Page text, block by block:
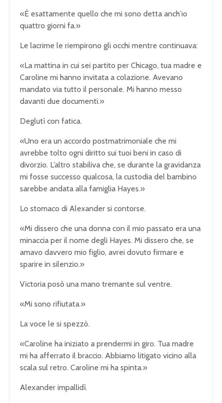
«È esattamente quello che mi sono detta anch’io
quattro giorni fa.»
Le lacrime le riempirono gli occhi mentre continuava:
«La mattina in cui sei partito per Chicago, tua madre e
Caroline mi hanno invitata a colazione. Avevano
mandato via tutto il personale. Mi hanno messo
davanti due documenti.»
Deglutì con fatica.
«Uno era un accordo postmatrimoniale che mi
avrebbe tolto ogni diritto sui tuoi beni in caso di
divorzio. L’altro stabiliva che, se durante la gravidanza
mi fosse successo qualcosa, la custodia del bambino
sarebbe andata alla famiglia Hayes.»
Lo stomaco di Alexander si contorse.
«Mi dissero che una donna con il mio passato era una
minaccia per il nome degli Hayes. Mi dissero che, se
amavo davvero mio figlio, avrei dovuto firmare e
sparire in silenzio.»
Victoria posò una mano tremante sul ventre.
«Mi sono rifiutata.»
La voce le si spezzò.
«Caroline ha iniziato a prendermi in giro. Tua madre
mi ha afferrato il braccio. Abbiamo litigato vicino alla
scala sul retro. Caroline mi ha spinta.»
Alexander impallidì.